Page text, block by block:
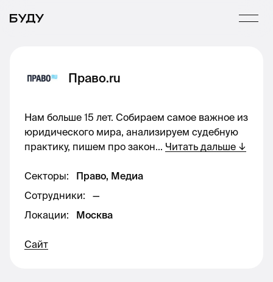
Право.ru
Нам больше 15 лет. Собираем самое важное из
юридического мира, анализируем судебную
практику, пишем про закон... Читать дальше ↓
Секторы:
Право, Медиа
Сотрудники:
—
Локации: Москва
Сайт